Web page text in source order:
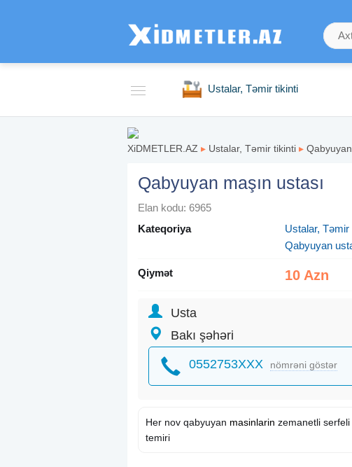
Ustalar, Təmir tikinti
XiDMETLER.AZ ▸ Ustalar, Təmir tikinti ▸
Qabyuyan maşın ustası
Elan kodu: 6965
Kateqoriya
Ustalar, Təmir
Qabyuyan
Qiymət 10 Azn
Usta
Bakı şəhəri
0552753XXX nömrəni göstər
Her nov qabyuyan masinlarin zemanetli
temiri